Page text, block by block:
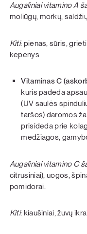
Augaliniai vitamino A
moliūgų, morkų,
Kiti: pienas, sūris,
kepenys
Vitaminas C
kuris padeda
(UV saulės
taršos) daromos
prisideda prie
medžiagos,
Augaliniai vitamino C
citrusiniai), uogos,
pomidorai.
Kiti: kiaušiniai, žuvų